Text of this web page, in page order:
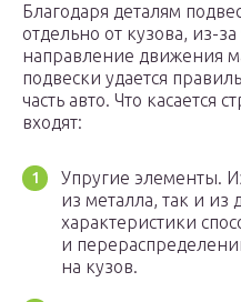
Благодаря деталям
отдельно от кузова, из-
направление движения
подвески удается
часть авто. Что касается
входят:
Упругие элементы.
из металла, так и из
характеристики
и
на кузов.